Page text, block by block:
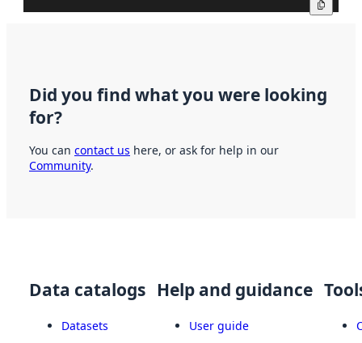
Did you find what you were looking
for?
You can contact us here, or ask for help in our
Community.
Data catalogs
Datasets
Help and guidance
User guide